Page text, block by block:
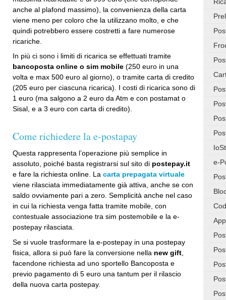
e-
anche al plafond massimo), la convenienza della carta
viene meno per coloro che la utilizzano molto, e che
quindi potrebbero essere costretti a fare numerose
ricariche.
In più ci sono i limiti di ricarica se effettuati tramite
bancoposta online o sim mobile (250 euro in una
volta e max 500 euro al giorno), o tramite carta di credito
(205 euro per ciascuna ricarica). I costi di ricarica sono di
1 euro (ma salgono a 2 euro da Atm e con postamat o
Sisal, e a 3 euro con carta di credito).
Come richiedere la e-postapay
Questa rappresenta l’operazione più semplice in
assoluto, poiché basta registrarsi sul sito di postepay.it
e fare la richiesta online. La carta prepagata virtuale
viene rilasciata immediatamente già attiva, anche se con
saldo ovviamente pari a zero. Semplicità anche nel caso
in cui la richiesta venga fatta tramite mobile, con
contestuale associazione tra sim postemobile e la e-
postepay rilasciata.
Se si vuole trasformare la e-postepay in una postepay
fisica, allora si può fare la conversione nella new gift
facendone richiesta ad uno sportello Bancoposta e
previo pagamento di 5 euro una tantum per il rilascio
della nuova carta postepay.